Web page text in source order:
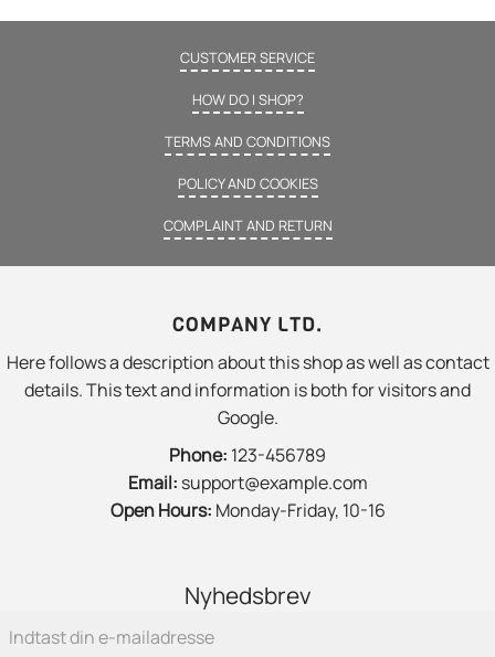
CUSTOMER SERVICE
HOW DO I SHOP?
TERMS AND CONDITIONS
POLICY AND COOKIES
COMPLAINT AND RETURN
COMPANY LTD.
Here follows a description about this shop as well as contact
details. This text and information is both for visitors and
Google.
Phone: 123-456789
Email: support@example.com
Open Hours: Monday-Friday, 10-16
Nyhedsbrev